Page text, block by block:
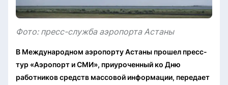
Фото: пресс-служба аэропорта Астаны
В Международном аэропорту Астаны прошел пресс-
тур «Аэропорт и СМИ», приуроченный ко Дню
работников средств массовой информации, передает